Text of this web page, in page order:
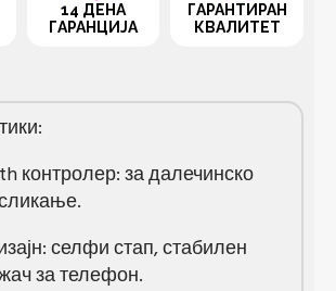
14 ДЕНА
ГАРАНЦИЈА
ГАРАНТИРАН
КВАЛИТЕТ
за далечинско
селфи стап, стабилен
за телефон.